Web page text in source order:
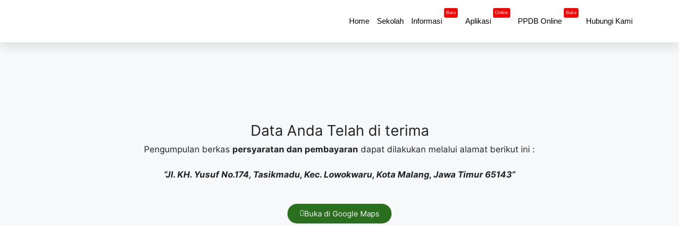
Home Sekolah Informasi
Baru
Aplikasi
Online
PPDB Online
Buka
Hubungi Kami
Data Anda Telah di terima
Pengumpulan berkas persyaratan dan pembayaran dapat dilakukan melalui alamat berikut ini :
“Jl. KH. Yusuf No.174, Tasikmadu, Kec. Lowokwaru, Kota Malang, Jawa Timur 65143”
Buka di Google Maps